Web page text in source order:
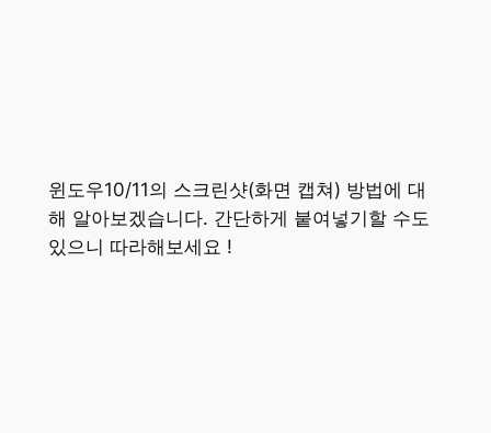
윈도우10/11의 스크린샷(화면 캡쳐) 방법에 대
해 알아보겠습니다. 간단하게 붙여넣기할 수도
있으니 따라해보세요 !